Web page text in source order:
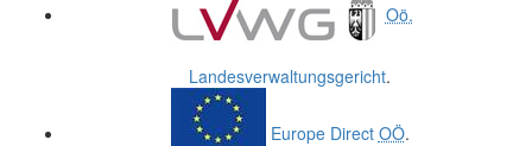
Oö.
Landesverwaltungsgericht.
Europe Direct OÖ.